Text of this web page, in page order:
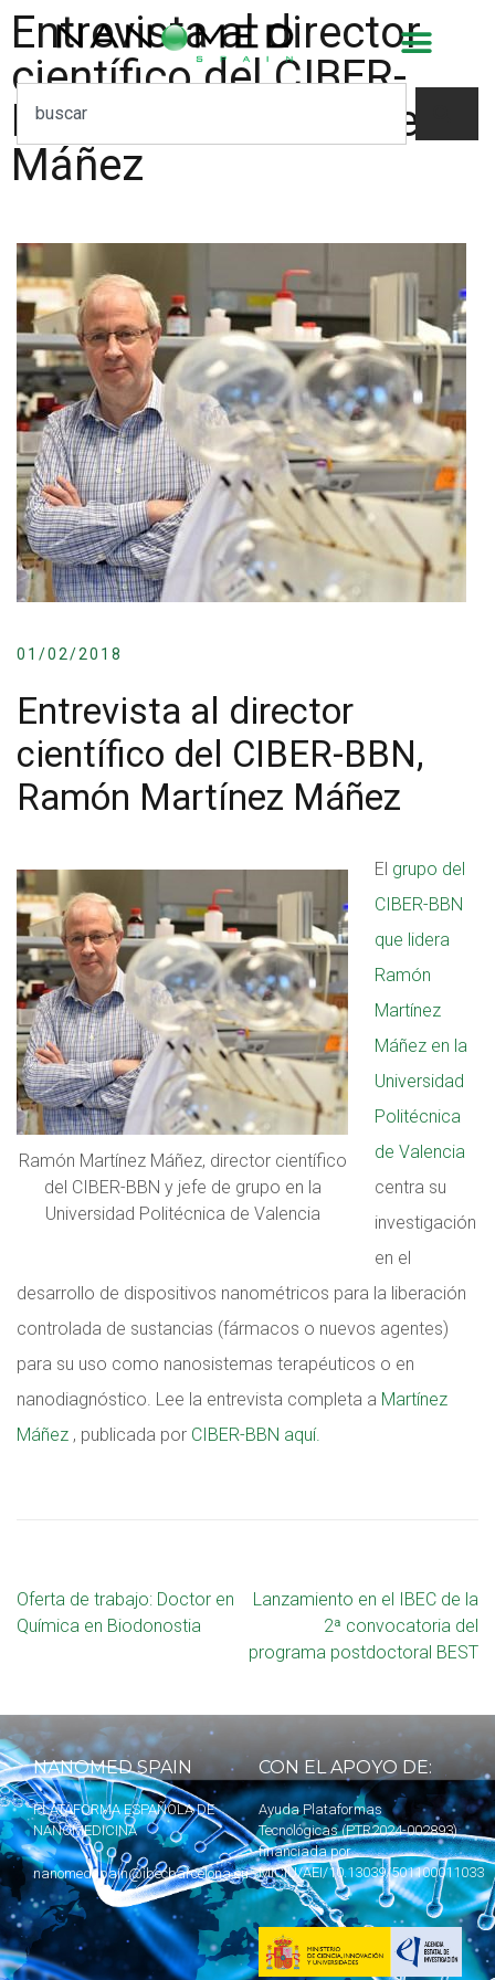
Entrevista al director
científico del CIBER-
BBN, Ramón Martínez
Máñez
01/02/2018
Entrevista al director
científico del CIBER-BBN,
Ramón Martínez Máñez
Ramón Martínez Máñez, director científico
del CIBER-BBN y jefe de grupo en la
Universidad Politécnica de Valencia
El grupo del
CIBER-BBN
que lidera
Ramón
Martínez
Máñez en la
Universidad
Politécnica
de Valencia
centra su
investigación
en el
desarrollo de dispositivos nanométricos para la liberación
controlada de sustancias (fármacos o nuevos agentes)
para su uso como nanosistemas terapéuticos o en
nanodiagnóstico. Lee la entrevista completa a Martínez
Máñez , publicada por CIBER-BBN aquí.
Oferta de trabajo: Doctor en
Química en Biodonostia
Lanzamiento en el IBEC de la
2ª convocatoria del
programa postdoctoral BEST
NANOMED SPAIN
PLATAFORMA ESPAÑOLA DE
NANOMEDICINA
nanomedspain@ibecbarcelona.eu
CON EL APOYO DE:
Ayuda Plataformas
Tecnológicas (PTR2024-002893)
financiada por
MICIU/AEI/10.13039/501100011033